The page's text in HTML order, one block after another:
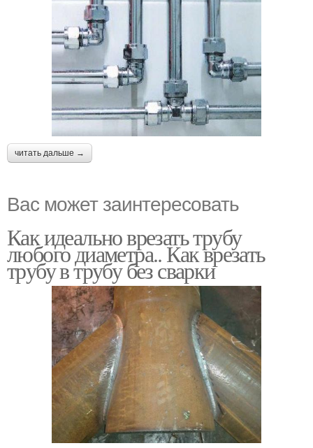
читать дальше →
Вас может заинтересовать
Как идеально врезать трубу
любого диаметра.. Как врезать
трубу в трубу без сварки